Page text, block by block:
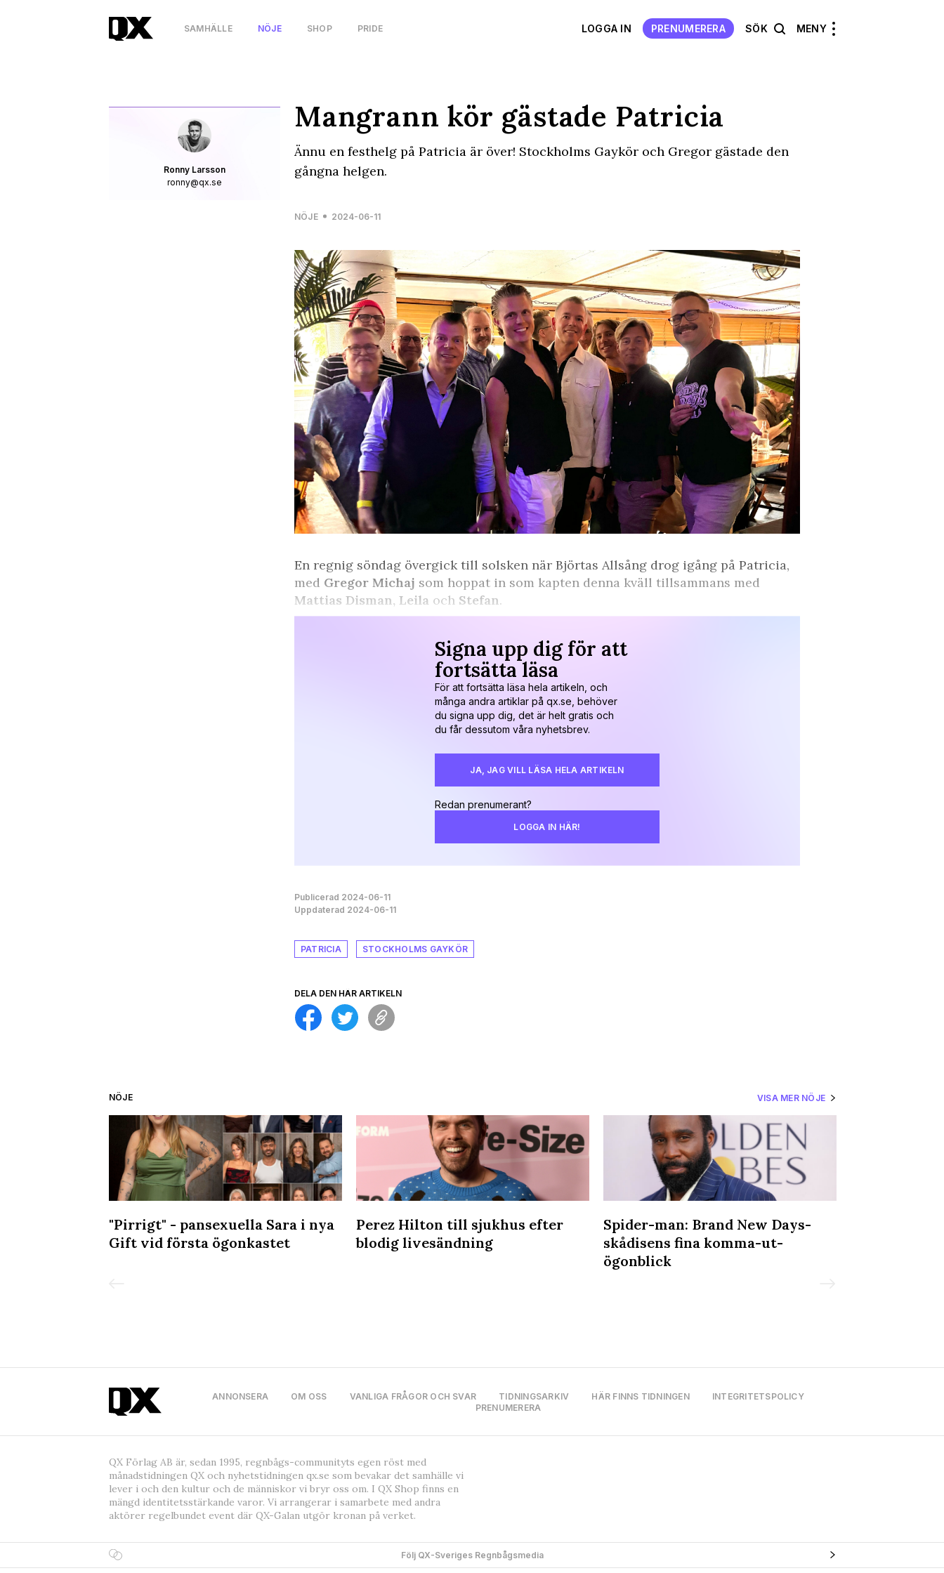
SAMHÄLLE NÖJE SHOP PRIDE LOGGA IN PRENUMERERA SÖK MENY
Ronny Larsson
ronny@qx.se
Mangrann kör gästade Patricia
Ännu en festhelg på Patricia är över! Stockholms Gaykör och Gregor gästade den
gångna helgen.
NÖJE 2024-06-11
En regnig söndag övergick till solsken när Björtas Allsång drog igång på Patricia,
med Gregor Michaj som hoppat in som kapten denna kväll tillsammans med
Mattias Disman, Leila och Stefan.
Signa upp dig för att
fortsätta läsa
För att fortsätta läsa hela artikeln, och
många andra artiklar på qx.se, behöver
du signa upp dig, det är helt gratis och
du får dessutom våra nyhetsbrev.
JA, JAG VILL LÄSA HELA ARTIKELN
Redan prenumerant?
LOGGA IN HÄR!
Publicerad 2024-06-11
Uppdaterad 2024-06-11
PATRICIA STOCKHOLMS GAYKÖR
DELA DEN HÄR ARTIKELN
NÖJE VISA MER NÖJE
"Pirrigt" - pansexuella Sara i nya
Gift vid första ögonkastet
Perez Hilton till sjukhus efter
blodig livesändning
Spider-man: Brand New Days-
skådisens fina komma-ut-
ögonblick
ANNONSERA OM OSS VANLIGA FRÅGOR OCH SVAR TIDNINGSARKIV HÄR FINNS TIDNINGEN
INTEGRITETSPOLICY
PRENUMERERA
QX Förlag AB är, sedan 1995, regnbågs-communityts egen röst med
månadstidningen QX och nyhetstidningen qx.se som bevakar det samhälle vi
lever i och den kultur och de människor vi bryr oss om. I QX Shop finns en
mängd identitetsstärkande varor. Vi arrangerar i samarbete med andra
aktörer regelbundet event där QX-Galan utgör kronan på verket.
Följ QX-Sveriges Regnbågsmedia